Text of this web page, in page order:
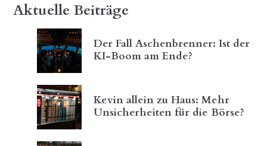
Aktuelle Beiträge
Der Fall Aschenbrenner: Ist der
KI-Boom am Ende?
Kevin allein zu Haus: Mehr
Unsicherheiten für die Börse?